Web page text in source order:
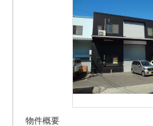
物件概要